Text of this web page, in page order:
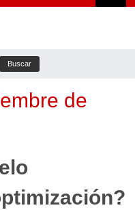
de